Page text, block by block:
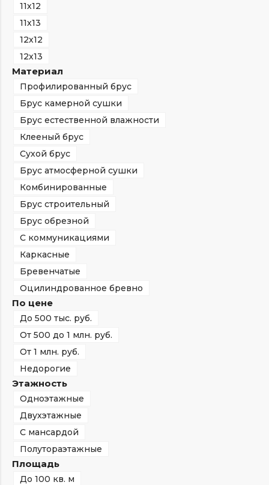
11х12
11х13
12х12
12х13
Материал
Профилированный брус
Брус камерной сушки
Брус естественной влажности
Клееный брус
Сухой брус
Брус атмосферной сушки
Комбинированные
Брус строительный
Брус обрезной
С коммуникациями
Каркасные
Бревенчатые
Оцилиндрованное бревно
По цене
До 500 тыс. руб.
От 500 до 1 млн. руб.
От 1 млн. руб.
Недорогие
Этажность
Одноэтажные
Двухэтажные
С мансардой
Полутораэтажные
Площадь
До 100 кв. м